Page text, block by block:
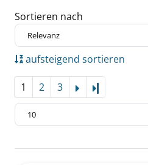
Sortieren nach
aufsteigend sortieren
1 2 3